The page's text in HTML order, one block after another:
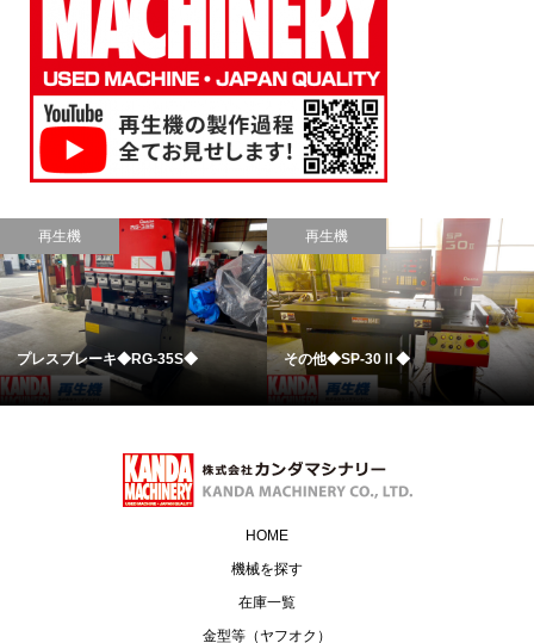
再生機
プレスブレーキ◆RG-35S◆
再生機
その他◆SP-30Ⅱ◆
HOME
機械を探す
在庫一覧
金型等（ヤフオク）